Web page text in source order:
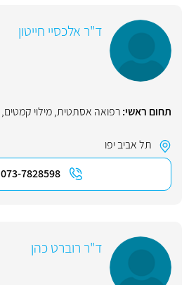
ד"ר אלכסיי חייטון
תחום ראשי:רפואה אסתטית,מילוי קמטים,
תל אביב יפו
073-7828598
ד"ר רוברט כהן